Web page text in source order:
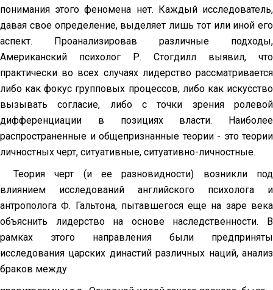
понимания этого феномена нет. Каждый исследователь,
давая свое определение, выделяет лишь тот или иной его
аспект. Проанализировав различные подходы,
Американский психолог Р. Стогдилл выявил, что
практически во всех случаях лидерство рассматривается
либо как фокус групповых процессов, либо как искусство
вызывать согласие, либо с точки зрения ролевой
дифференциации в позициях власти. Наиболее
распространенные и общепризнанные теории - это теории
личностных черт, ситуативные, ситуативно-личностные.
Теория черт (и ее разновидности) возникли под
влиянием исследований английского психолога и
антрополога Ф. Гальтона, пытавшегося еще на заре века
объяснить лидерство на основе наследственности. В
рамках этого направления были предприняты
исследования царских династий различных наций, анализ
браков между